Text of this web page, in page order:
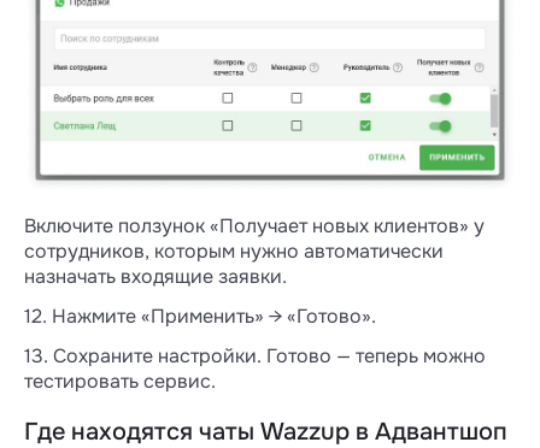
Включите ползунок «Получает новых клиентов» у
сотрудников, которым нужно автоматически
назначать входящие заявки.
12. Нажмите «Применить» → «Готово».
13. Сохраните настройки. Готово — теперь можно
тестировать сервис.
Где находятся чаты Wazzup в Адвантшоп